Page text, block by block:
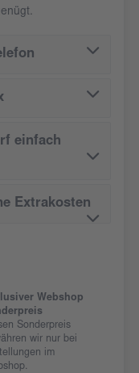
einfach
Extrakosten
Webshop
Sonderpreis
wir nur bei
im